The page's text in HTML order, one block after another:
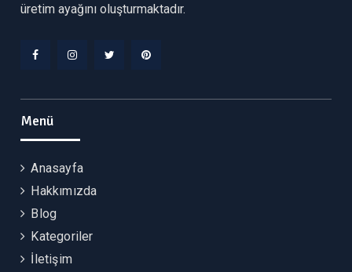
üretim ayağını oluşturmaktadır.
Menü
Anasayfa
Hakkımızda
Blog
Kategoriler
İletişim